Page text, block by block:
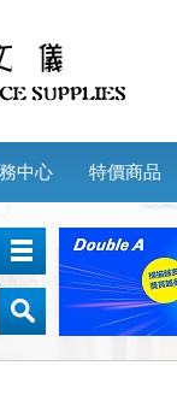
中心 特價商品